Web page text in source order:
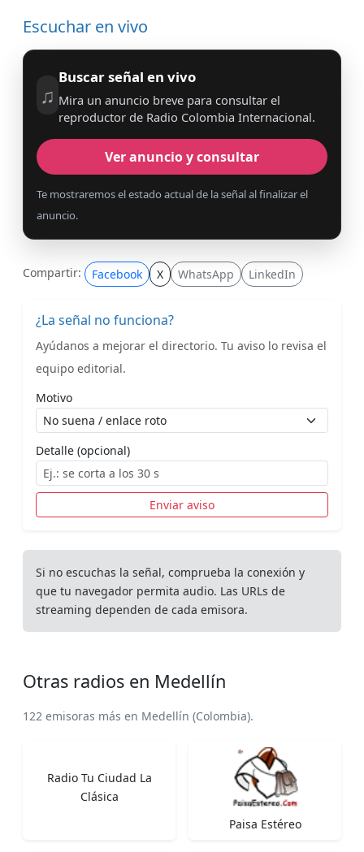
Escuchar en vivo
♫
Buscar señal en vivo
Mira un anuncio breve para consultar el
reproductor de Radio Colombia Internacional.
Ver anuncio y consultar
Te mostraremos el estado actual de la señal al finalizar el
anuncio.
Compartir: Facebook X WhatsApp LinkedIn
¿La señal no funciona?
Ayúdanos a mejorar el directorio. Tu aviso lo revisa el
equipo editorial.
Motivo
Detalle (opcional)
Enviar aviso
Si no escuchas la señal, comprueba la conexión y
que tu navegador permita audio. Las URLs de
streaming dependen de cada emisora.
Otras radios en Medellín
122 emisoras más en Medellín (Colombia).
Radio Tu Ciudad La
Clásica
Paisa Estéreo